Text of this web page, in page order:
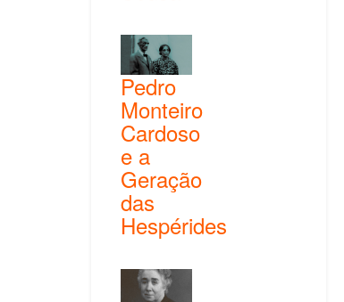
Pedro
Monteiro
Cardoso
e a
Geração
das
Hespérides